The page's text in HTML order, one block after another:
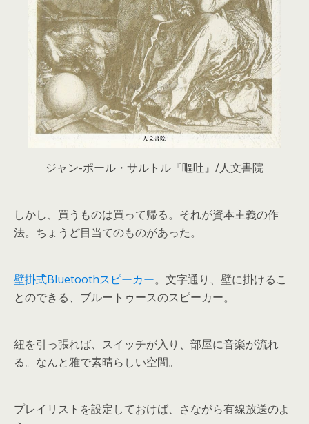
ジャン-ポール・サルトル『嘔吐』/人文書院
しかし、買うものは買って帰る。それが資本主義の作
法。ちょうど目当てのものがあった。
壁掛式Bluetoothスピーカー。文字通り、壁に掛けるこ
とのできる、ブルートゥースのスピーカー。
紐を引っ張れば、スイッチが入り、部屋に音楽が流れ
る。なんと雅で素晴らしい空間。
プレイリストを設定しておけば、さながら有線放送のよ